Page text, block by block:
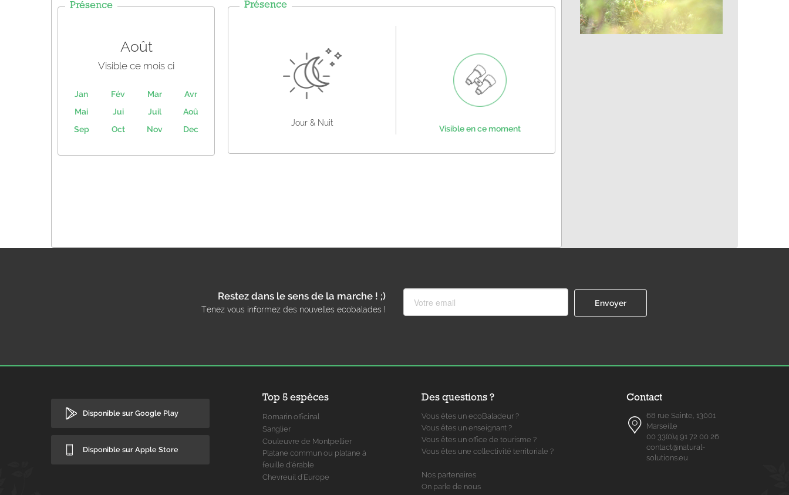
Présence
Août
Visible ce mois ci
Jan Fév Mar
Avr
Mai
Jui Juil
Aoû
Sep
Oct Nov Dec
Présence
Jour & Nuit
Visible en ce moment
Restez dans le sens de la marche ! ;)
Tenez vous informez des nouvelles ecobalades !
Disponible sur Google Play
Disponible sur Apple Store
Top 5 espèces
Romarin officinal
Sanglier
Couleuvre de Montpellier
Platane commun ou platane à
feuille d'érable
Chevreuil d'Europe
Des questions ?
Vous êtes un ecoBaladeur ?
Vous êtes un enseignant ?
Vous êtes un office de tourisme ?
Vous êtes une collectivité territoriale ?
Nos partenaires
On parle de nous
Contact
68 rue Sainte, 13001
Marseille
00 33(0)4 91 72 00 26
contact@natural-
solutions.eu